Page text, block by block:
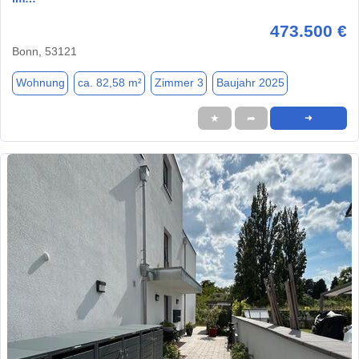
473.500 €
Bonn, 53121
Wohnung ca. 82,58 m² Zimmer 3 Baujahr 2025
★ ➦ ➜